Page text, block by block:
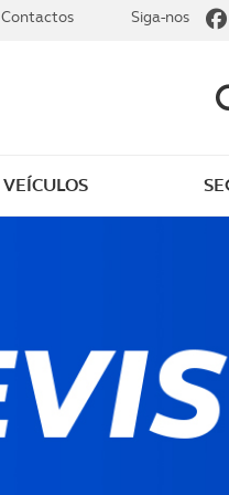
VEÍCULOS
Contactos Siga-nos